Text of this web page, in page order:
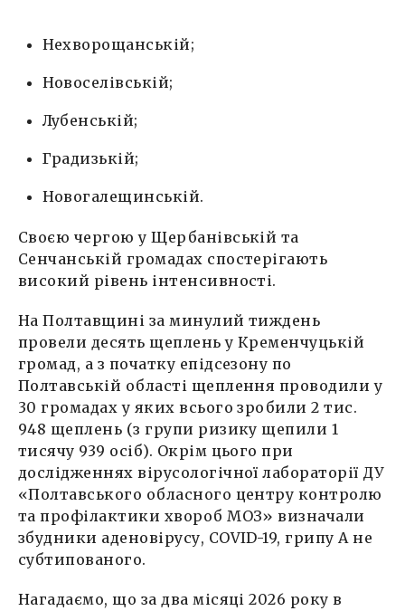
Нехворощанській;
Новоселівській;
Лубенській;
Градизькій;
Новогалещинській.
Своєю чергою у Щербанівській та
Сенчанській громадах спостерігають
високий рівень інтенсивності.
На Полтавщині за минулий тиждень
провели десять щеплень у Кременчуцькій
громад, а з початку епідсезону по
Полтавській області щеплення проводили у
30 громадах у яких всього зробили 2 тис.
948 щеплень (з групи ризику щепили 1
тисячу 939 осіб). Окрім цього при
дослідженнях вірусологічної лабораторії ДУ
«Полтавського обласного центру контролю
та профілактики хвороб МОЗ» визначали
збудники аденовірусу, COVID-19, грипу А не
субтипованого.
Нагадаємо, що за два місяці 2026 року в